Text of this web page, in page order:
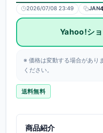
¥38,258
4906128541035
価格情報の更新日時
2026/07/08 23:49 JAN
Yahoo!シ
※ 価格は変動する場合があり
ください。
送料無料
商品紹介